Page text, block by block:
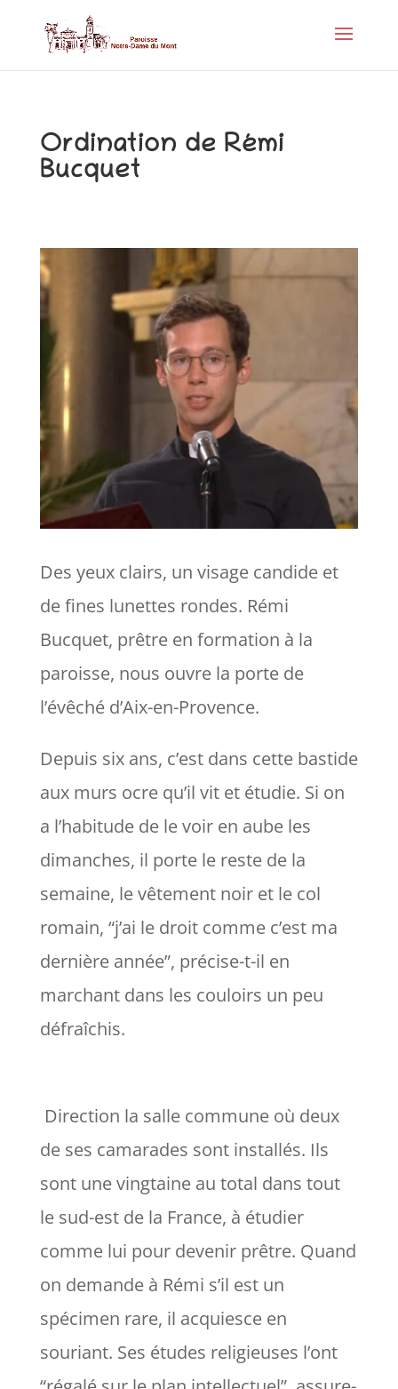
Ordination de Rémi
Bucquet
Des yeux clairs, un visage candide et
de fines lunettes rondes. Rémi
Bucquet, prêtre en formation à la
paroisse, nous ouvre la porte de
l’évêché d’Aix-en-Provence.
Depuis six ans, c’est dans cette bastide
aux murs ocre qu’il vit et étudie. Si on
a l’habitude de le voir en aube les
dimanches, il porte le reste de la
semaine, le vêtement noir et le col
romain, “j’ai le droit comme c’est ma
dernière année”, précise-t-il en
marchant dans les couloirs un peu
défraîchis.
Direction la salle commune où deux
de ses camarades sont installés. Ils
sont une vingtaine au total dans tout
le sud-est de la France, à étudier
comme lui pour devenir prêtre. Quand
on demande à Rémi s’il est un
spécimen rare, il acquiesce en
souriant. Ses études religieuses l’ont